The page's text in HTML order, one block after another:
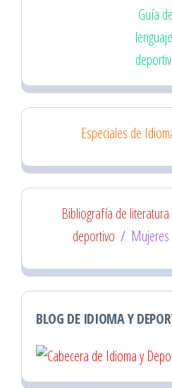
Guía
lenguaje
Especiales de
Bibliografía de literatura
deportivo /
BLOG DE IDIOMA Y